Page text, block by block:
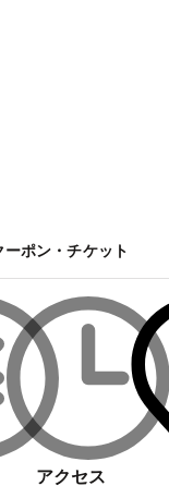
ーポン・チケット
アクセス